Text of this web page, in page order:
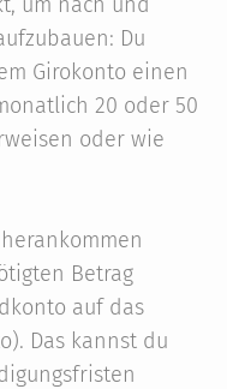
Du
Girokonto einen
20 oder 50
oder wie
Betrag
auf das
Das kannst du